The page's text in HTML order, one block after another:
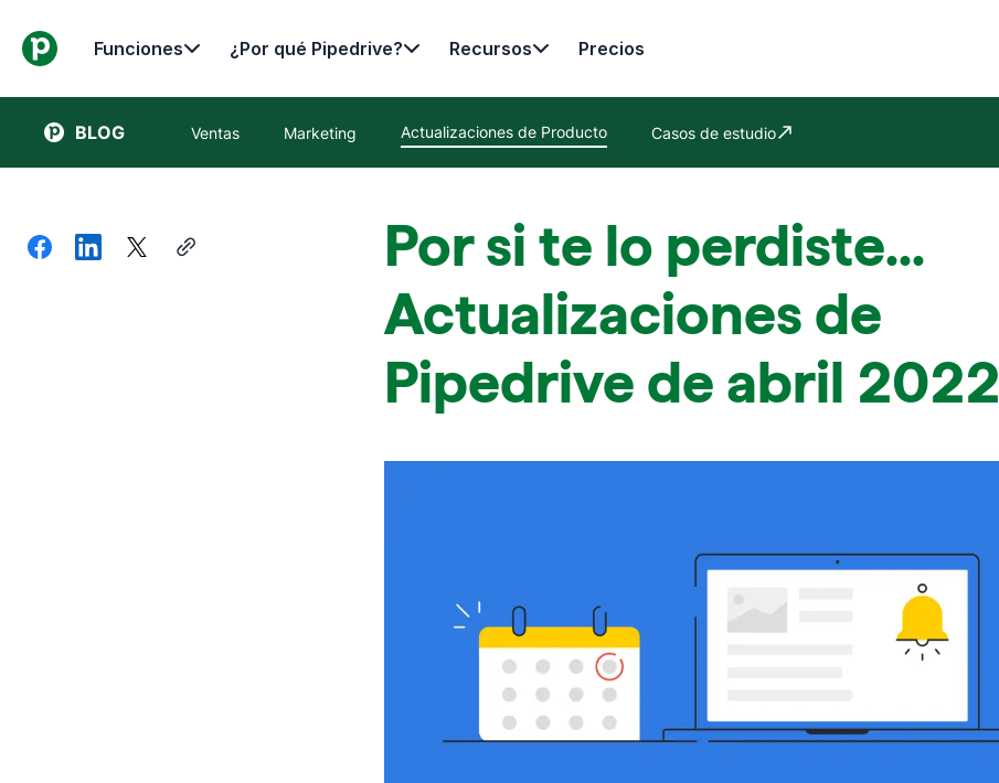
Funciones ¿Por qué Pipedrive? Recursos Precios
BLOG Ventas Marketing Actualizaciones de Producto Casos de estudio
Se abre en una nueva ventana
Por si te lo perdiste...
Actualizaciones de
Pipedrive de abril 2022